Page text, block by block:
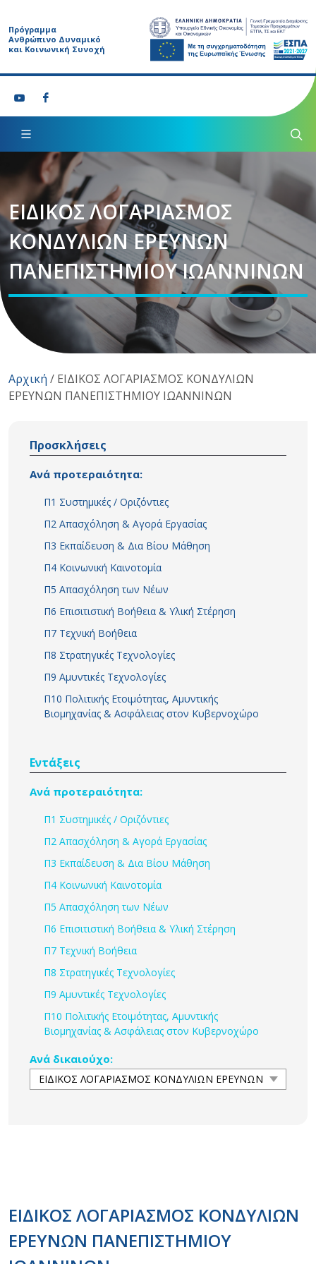
Πρόγραμμα
Ανθρώπινο Δυναμικό
και Κοινωνική Συνοχή
ΕΙΔΙΚΟΣ ΛΟΓΑΡΙΑΣΜΟΣ
ΚΟΝΔYΛΙΩΝ ΕΡΕΥΝΩΝ
ΠΑΝΕΠΙΣΤΗΜΙΟΥ ΙΩΑΝΝΙΝΩΝ
Αρχική / ΕΙΔΙΚΟΣ ΛΟΓΑΡΙΑΣΜΟΣ ΚΟΝΔYΛΙΩΝ
ΕΡΕΥΝΩΝ ΠΑΝΕΠΙΣΤΗΜΙΟΥ ΙΩΑΝΝΙΝΩΝ
Προσκλήσεις
Ανά προτεραιότητα:
Π1 Συστημικές / Οριζόντιες
Π2 Απασχόληση & Αγορά Εργασίας
Π3 Εκπαίδευση & Δια Βίου Μάθηση
Π4 Κοινωνική Καινοτομία
Π5 Απασχόληση των Νέων
Π6 Επισιτιστική Βοήθεια & Υλική Στέρηση
Π7 Τεχνική Βοήθεια
Π8 Στρατηγικές Τεχνολογίες
Π9 Αμυντικές Τεχνολογίες
Π10 Πολιτικής Ετοιμότητας, Αμυντικής
Βιομηχανίας & Ασφάλειας στον Κυβερνοχώρο
Εντάξεις
Ανά προτεραιότητα:
Π1 Συστημικές / Οριζόντιες
Π2 Απασχόληση & Αγορά Εργασίας
Π3 Εκπαίδευση & Δια Βίου Μάθηση
Π4 Κοινωνική Καινοτομία
Π5 Απασχόληση των Νέων
Π6 Επισιτιστική Βοήθεια & Υλική Στέρηση
Π7 Τεχνική Βοήθεια
Π8 Στρατηγικές Τεχνολογίες
Π9 Αμυντικές Τεχνολογίες
Π10 Πολιτικής Ετοιμότητας, Αμυντικής
Βιομηχανίας & Ασφάλειας στον Κυβερνοχώρο
Ανά δικαιούχο:
ΕΙΔΙΚΟΣ ΛΟΓΑΡΙΑΣΜΟΣ ΚΟΝΔYΛΙΩΝ
ΕΡΕΥΝΩΝ ΠΑΝΕΠΙΣΤΗΜΙΟΥ